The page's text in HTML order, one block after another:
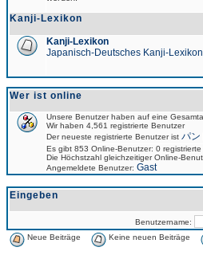
Kanji-Lexikon
Kanji-Lexikon
Japanisch-Deutsches Kanji-Lexikon
Wer ist online
Unsere Benutzer haben auf eine
Wir haben 4,561 registrierte Benutzer
Der neueste registrierte Benutzer ist パン
Es gibt 853 Online-Benutzer: 0
Die Höchstzahl gleichzeitiger Online-
Angemeldete Benutzer: Gast
Eingeben
Benutzername:
Neue Beiträge
Keine neuen Beiträge